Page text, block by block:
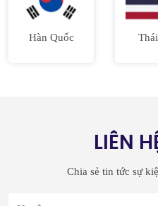
Hàn Quốc
LIÊN
Chia sẻ tin tức sự